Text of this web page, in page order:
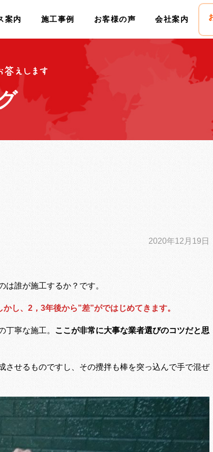
案内 施工事例 お客様の声 会社案内
2020年12月19日
誰が施工するか？です。
かし、2，3年後から”差”がではじめてきます。
丁寧な施工。 ここが非常に大事な業者選びのコツだと思
せるものですし、その攪拌も棒を突っ込んで手で混ぜ